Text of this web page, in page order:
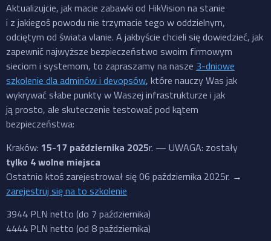
Aktualizujcie, jak macie zabawki od HikVision na stanie
i z jakiegoś powodu nie trzymacie tego w oddzielnym,
odciętym od świata vlanie. A jakbyście chcieli się dowiedzieć, jak
zapewnić najwyższe bezpieczeństwo swoim firmowym
sieciom i systemom, to zapraszamy na nasze 3-dniowe
szkolenie dla adminów i devopsów, które nauczy Was jak
wykrywać słabe punkty w Waszej infrastrukturze i jak
ją prosto, ale skuteczenie testować pod kątem
bezpieczeństwa:
Kraków: 15-17 października 2025r. — UWAGA: zostały
tylko 4 wolne miejsca
Ostatnio ktoś zarejestrował się 06 października 2025r. →
zarejestruj się na to szkolenie
3944 PLN netto (do 7 października)
4444 PLN netto (od 8 października)